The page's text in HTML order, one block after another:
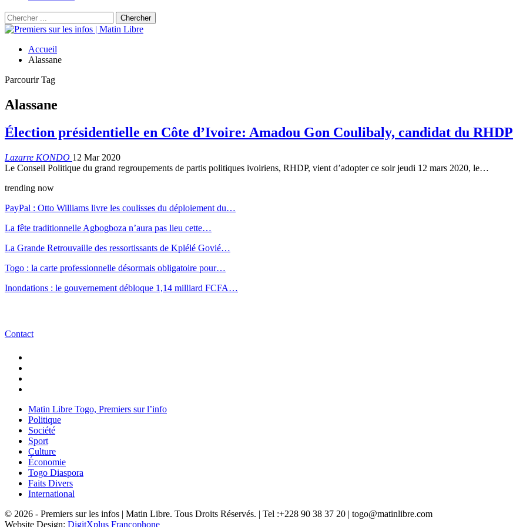
Accueil
Alassane
Parcourir Tag
Alassane
Élection présidentielle en Côte d’Ivoire: Amadou Gon Coulibaly, candidat du RHDP
Lazarre KONDO 12 Mar 2020
Le Conseil Politique du grand regroupements de partis politiques ivoiriens, RHDP, vient d’adopter ce soir jeudi 12 mars 2020, le…
trending now
PayPal : Otto Williams livre les coulisses du déploiement du…
La fête traditionnelle Agbogboza n’aura pas lieu cette…
La Grande Retrouvaille des ressortissants de Kplélé Govié…
Togo : la carte professionnelle désormais obligatoire pour…
Inondations : le gouvernement débloque 1,14 milliard FCFA…
Contact
Matin Libre Togo, Premiers sur l’info
Politique
Société
Sport
Culture
Économie
Togo Diaspora
Faits Divers
International
© 2026 - Premiers sur les infos | Matin Libre. Tous Droits Réservés. | Tel :+228 90 38 37 20 | togo@matinlibre.com
Website Design: DigitXplus Francophone